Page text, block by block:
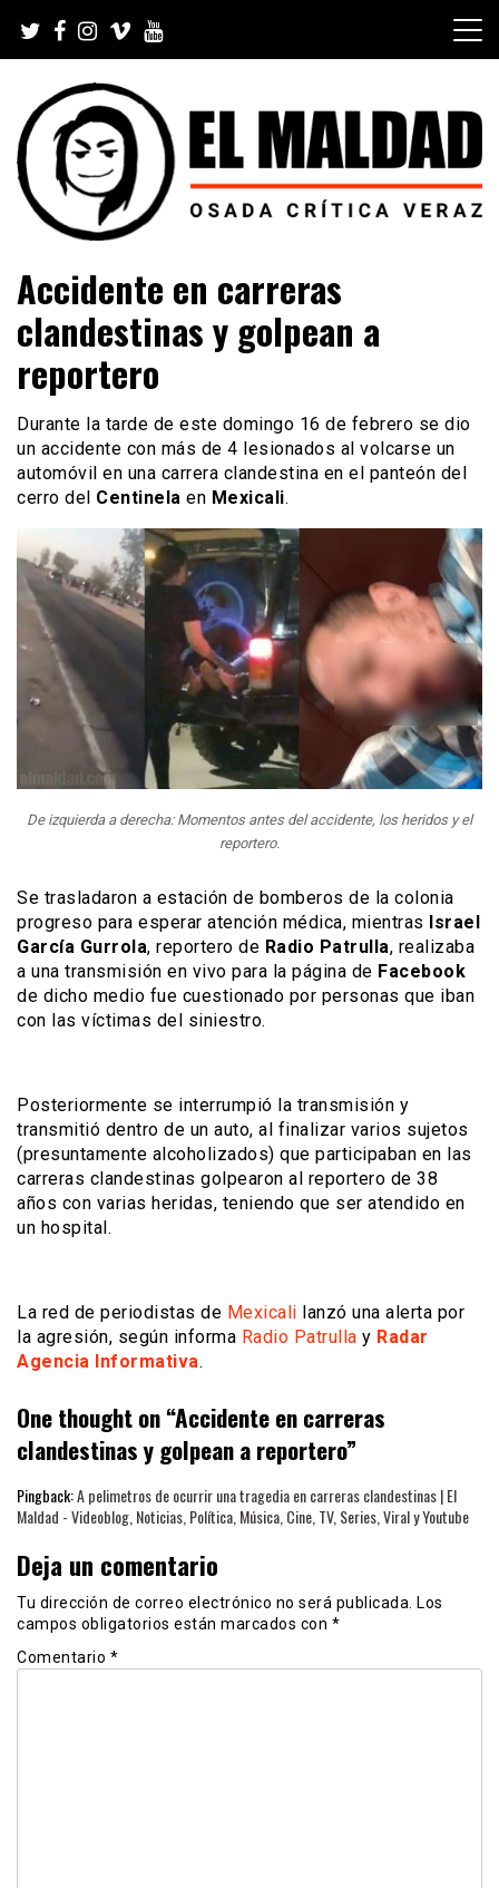
content
El Maldad
Viral y Youtube
Accidente en carreras
clandestinas y golpean a
reportero
Durante la tarde de este domingo 16 de febrero se dio
un accidente con más de 4 lesionados al volcarse un
automóvil en una carrera clandestina en el panteón del
cerro del Centinela en Mexicali.
De izquierda a derecha: Momentos antes del accidente, los heridos y el
reportero.
Se trasladaron a estación de bomberos de la colonia
progreso para esperar atención médica, mientras Israel
García Gurrola, reportero de Radio Patrulla, realizaba
a una transmisión en vivo para la página de Facebook
de dicho medio fue cuestionado por personas que iban
con las víctimas del siniestro.
Posteriormente se interrumpió la transmisión y
transmitió dentro de un auto, al finalizar varios sujetos
(presuntamente alcoholizados) que participaban en las
carreras clandestinas golpearon al reportero de 38
años con varias heridas, teniendo que ser atendido en
un hospital.
La red de periodistas de Mexicali lanzó una alerta por
la agresión, según informa Radio Patrulla y Radar
Agencia Informativa.
One thought on “Accidente en carreras
clandestinas y golpean a reportero”
Pingback:A pelimetros de ocurrir una tragedia en carreras clandestinas | El
Maldad - Videoblog, Noticias, Política, Música, Cine, TV, Series, Viral y Youtube
Deja un comentario
Tu dirección de correo electrónico no será publicada. Los
campos obligatorios están marcados con *
Comentario *